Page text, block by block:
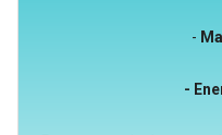
-
-